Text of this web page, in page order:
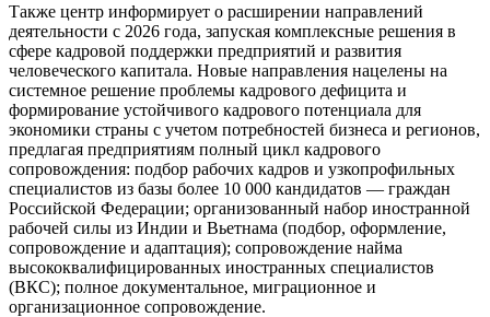
Также центр информирует о расширении направлений
деятельности с 2026 года, запуская комплексные решения в
сфере кадровой поддержки предприятий и развития
человеческого капитала. Новые направления нацелены на
системное решение проблемы кадрового дефицита и
формирование устойчивого кадрового потенциала для
экономики страны с учетом потребностей бизнеса и регионов,
предлагая предприятиям полный цикл кадрового
сопровождения: подбор рабочих кадров и узкопрофильных
специалистов из базы более 10 000 кандидатов — граждан
Российской Федерации; организованный набор иностранной
рабочей силы из Индии и Вьетнама (подбор, оформление,
сопровождение и адаптация); сопровождение найма
высококвалифицированных иностранных специалистов
(ВКС); полное документальное, миграционное и
организационное сопровождение.